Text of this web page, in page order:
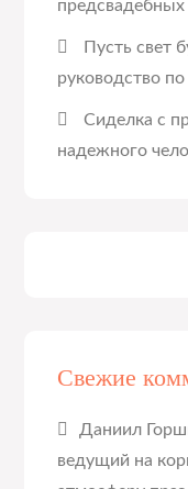
предсвадебных
Пусть свет
руководство
Сиделка с
надежного
Свежие
Даниил
ведущий на